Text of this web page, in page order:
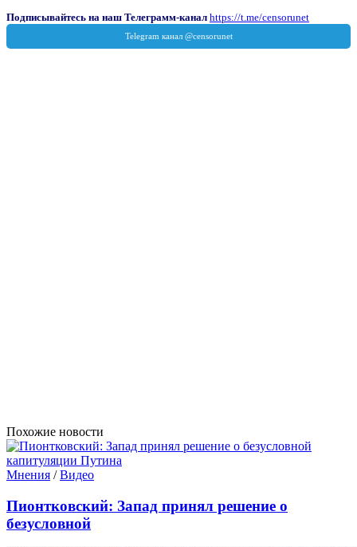
Подписывайтесь на наш Телеграмм-канал https://t.me/censorunet
Похожие новости
Мнения /Видео
Пионтковский: Запад принял решение о
безусловной